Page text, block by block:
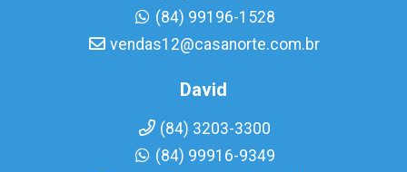
(84) 99196-1528
vendas12@casanorte.com.br
David
(84) 3203-3300
(84) 99916-9349